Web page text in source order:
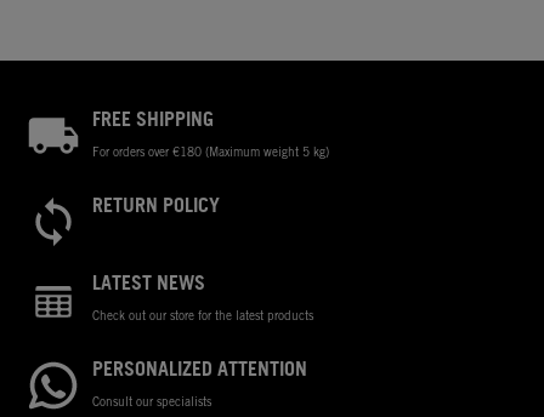
FREE SHIPPING
For orders over €180 (Maximum weight 5 kg)
RETURN POLICY
LATEST NEWS
Check out our store for the latest products
PERSONALIZED ATTENTION
Consult our specialists